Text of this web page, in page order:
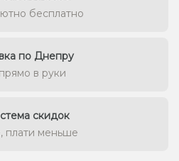
бесплатно
по Днепру
в руки
скидок
плати меньше